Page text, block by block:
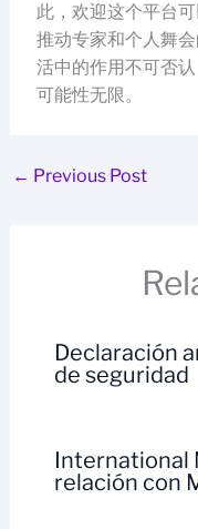
此，欢迎这个平台
推动专家和个人舞
活中的作用不可否
可能性无限。
← Previous Post
Declaración
de seguridad
International
relación con